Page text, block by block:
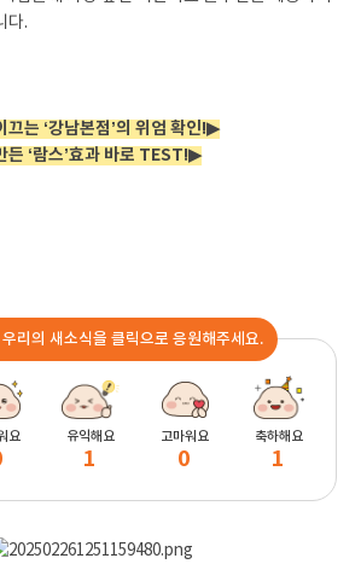
다.
끄는 ‘강남본점’의 위엄 확인!▶
든 ‘람스’효과 바로 TEST!▶
리의 새소식을 클릭으로 응원해주세요.
요 유익해요
1
고마워요
0
축하해요
1